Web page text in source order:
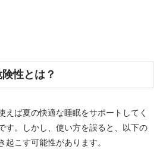
性とは？
えば夏の快適な睡眠をサポートしてく
す。しかし、使い方を誤ると、以下の
起こす可能性があります。